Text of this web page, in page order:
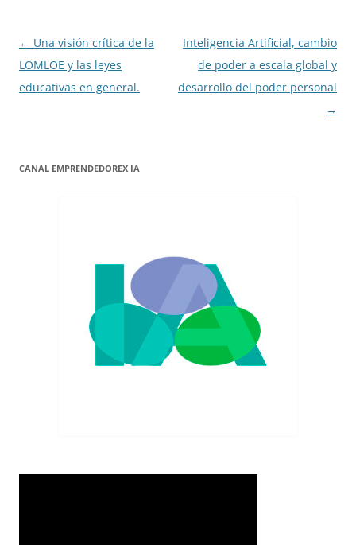
Navegación
de
entradas
← Una visión crítica de la
LOMLOE y las leyes
educativas en general.
Inteligencia Artificial, cambio
de poder a escala global y
desarrollo del poder personal
→
CANAL EMPRENDEDOREX IA